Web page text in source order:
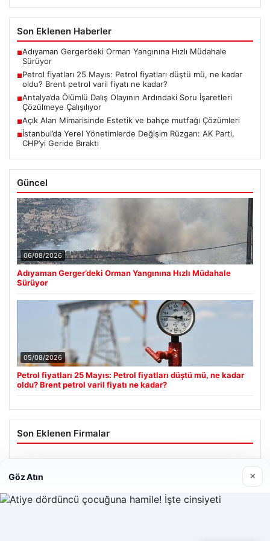
tüplü dalış olayı, dalış sektöründe ciddi soru…
ALTIN
BTC 3065073 ▲ +0.36%
Son Eklenen Haberler
■Adıyaman Gerger’deki Orman Yangınına Hızlı Müdahale
Sürüyor
Petrol fiyatları 25 Mayıs: Petrol fiyatları düştü mü, ne kadar
oldu? Brent petrol varil fiyatı ne kadar?
■Antalya’da Ölümlü Dalış Olayının Ardındaki Soru İşaretleri
Çözülmeye Çalışılıyor
■Açık Alan Mimarisinde Estetik ve bahçe mutfağı Çözümleri
■İstanbul’da Yerel Yönetimlerde Değişim Rüzgarı: AK Parti,
CHP’yi Geride Bıraktı
Güncel
Adıyaman Gerger’deki Orman Yangınına Hızlı Müdahale
Sürüyor
05/08/2026
Son Eklenen Firmalar
Göz Atın ×